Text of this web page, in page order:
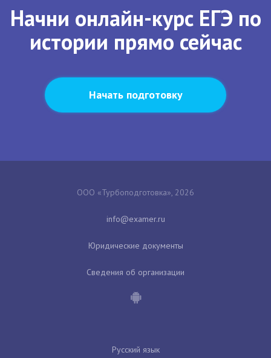
Начни онлайн-курс ЕГЭ по
истории прямо сейчас
Начать подготовку
ООО «Турбоподготовка», 2026
Юридические документы
Сведения об организации
Русский язык